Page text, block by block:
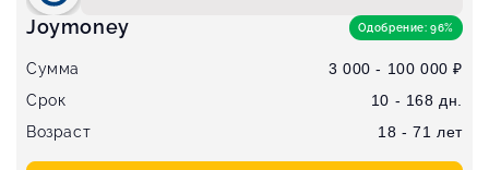
Joymoney Одобрение: 96%
Сумма
3 000 - 100 000 ₽
Срок
10 - 168 дн.
Возраст
18 - 71 лет